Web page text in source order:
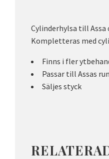
Cylinderhylsa till Assa
Kompletteras med
Finns i fler
Passar till Assas
Säljes styck